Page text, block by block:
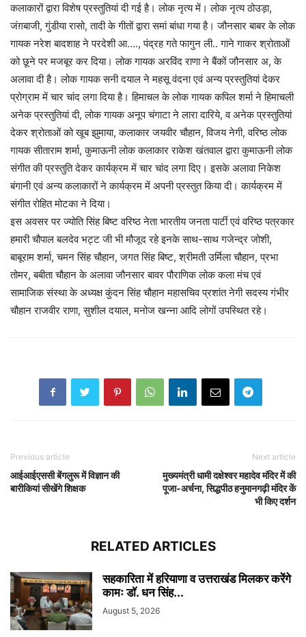
कलाकारों द्वारा विशेष प्रस्तुतियां दी गई है। लोक नृत्य में। लोक नृत्य ठोउड़ा,
जंग़बाजी, गुंडीया रासो, तादी के गीतों द्वारा समां बांधा गया है। जौनसार बाबर के लोक
गायक नरेश बादशाह ने परदेशी आ…., पंद्रह गते फागुन ली.. गाने गाकर श्रोताओं
को छूने पर मजबूर कर दिया। लोक गायक अरविंद राणा ने बैंकों जौनसार अ, के
अलावा दी है। लोक गायक सनी दयाल ने महसू वंदना एवं अन्य प्रस्तुतियां देकर
प्रोग्राम में चार चांद लगा दिया है। हिमाचल के लोक गायक कपिल शर्मा ने हिमाचली
अनेक प्रस्तुतियां दी, लोक गायक अनूप चंगाटा ने लारा दारिये, व अनेक प्रस्तुतियां
देकर श्रोताओं को खूब झुमाया, कलाकार जयवीर चौहान, विजय नेगी, वरिष्ठ लोक
गायक सीताराम शर्मा, कुमाऊनी लोक कलाकार राकेश खंतवाल द्वारा कुमाऊनी लोक
संगीत की प्रस्तुति देकर कार्यक्रम में चार चांद लगा दिए। इसके अलावा निकेश
बंगानी एवं अन्य कलाकारों ने कार्यक्रम में अपनी प्रस्तुत किया दी। कार्यक्रम में
संगीत रोहित मोटका ने दिया।
इस अवसर पर ज्योति सिंह बिष्ट वरिष्ठ नेता भारतीय जनता पार्टी एवं वरिष्ठ पत्रकार
हमारी चौपाल बलदेव भट्ट जी भी मौजूद रहे इनके साथ-साथ गजेन्द्र जोशी,
बाबूराम शर्मा, चमन सिंह चौहान, जगत सिंह बिष्ट, श्रीमती उर्मिला चौहान, प्रभा
तोमर, बबीता चौहान के अलावा जौनसार बावर पौराणिक लोक कला मंच एवं
सामाजिक संस्था के अध्यक्ष कुंदन सिंह चौहान महासचिव प्रशांत नेगी सदस्य गंभीर
चौहान राजवीर राणा, सुशील दयाल, मनोज खन्ना आदि लोगों उपस्थित रहे।
Previous article
आईआईएससी बेंगलुरू में विज्ञान की
बारीकियां सीखेंगे शिक्षक
Next article
मुख्यमंत्री धामी दक्षेश्वर महादेव मंदिर में की
पूजा-अर्चना, सिद्धपीठ हनुमानगढ़ी मंदिर कें
भी किए दर्शन
RELATED ARTICLES
सहकारिता में हरियाणा व उत्तराखंड मिलकर करेंगे
कामः डाॅ. धन सिंह...
August 5, 2026